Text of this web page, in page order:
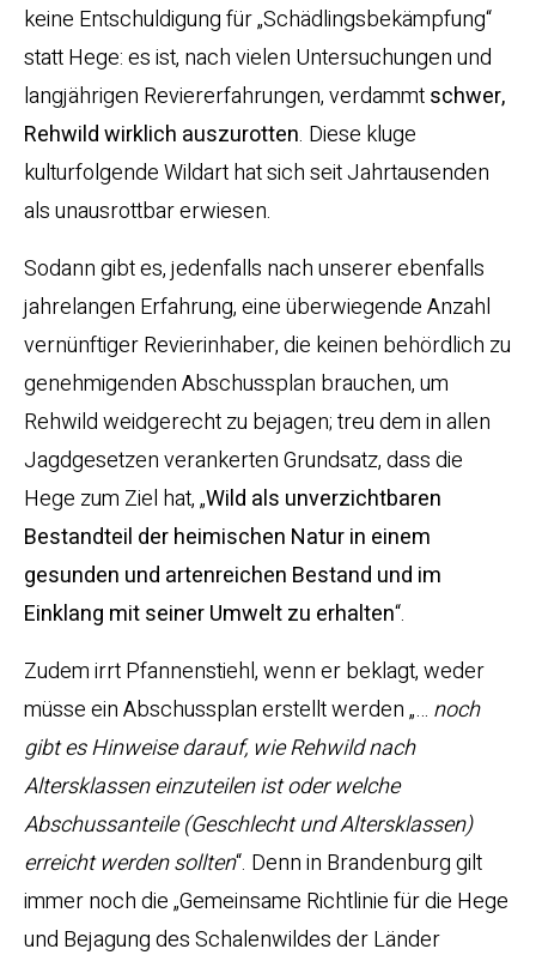
keine Entschuldigung für „Schädlingsbekämpfung“
statt Hege: es ist, nach vielen Untersuchungen und
langjährigen Reviererfahrungen, verdammtschwer,
Rehwild wirklich auszurotten. Diese kluge
kulturfolgende Wildart hat sich seit Jahrtausenden
als unausrottbar erwiesen.
Sodann gibt es, jedenfalls nach unserer ebenfalls
jahrelangen Erfahrung, eine überwiegende Anzahl
vernünftiger Revierinhaber, die keinen behördlich zu
genehmigenden Abschussplan brauchen, um
Rehwild weidgerecht zu bejagen; treu dem in allen
Jagdgesetzen verankerten Grundsatz, dass die
Hege zum Ziel hat, „Wild als unverzichtbaren
Bestandteil der heimischen Natur in einem
gesunden und artenreichen Bestand und im
Einklang mit seiner Umwelt zu erhalten“.
Zudem irrt Pfannenstiehl, wenn er beklagt, weder
müsse ein Abschussplan erstellt werden „… noch
gibt es Hinweise darauf, wie Rehwild nach
Altersklassen einzuteilen ist oder welche
Abschussanteile (Geschlecht und Altersklassen)
erreicht werden sollten“. Denn in Brandenburg gilt
immer noch die „Gemeinsame Richtlinie für die Hege
und Bejagung des Schalenwildes der Länder